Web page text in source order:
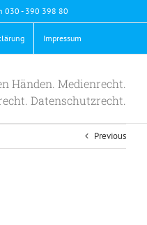
030 - 390 398 80
Impressum
Händen. Medienrecht.
Datenschutzrecht.
Previous